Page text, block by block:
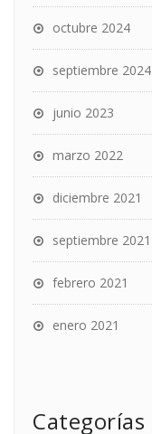
octubre 2024
septiembre 2024
junio 2023
marzo 2022
diciembre 2021
septiembre 2021
febrero 2021
enero 2021
Categorías